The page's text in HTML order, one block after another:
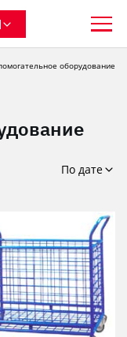
оборудование
По дате